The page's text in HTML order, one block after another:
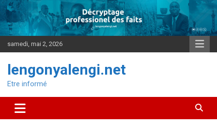
Aller
contenu
samedi, mai 2, 2026
lengonyalengi.net
Etre informé